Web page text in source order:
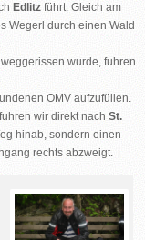
Edlitz führt. Gleich am
Wegerl durch einen Wald
wurde, fuhren
OMV aufzufüllen.
wir direkt nach St.
hinab, sondern einen
rechts abzweigt.